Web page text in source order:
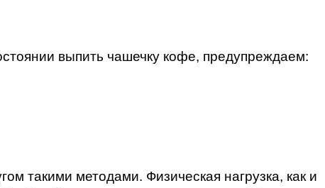
выпить чашечку кофе, предупреждаем:
такими методами. Физическая нагрузка, как и